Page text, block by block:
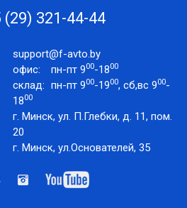
(29) 321-44-44
support@f-avto.by
офис: пн-пт 900-1800
склад: пн-пт 900-1900, сб,вс 900-
1800
г. Минск, ул. П.Глебки, д. 11, пом.
20
г. Минск, ул.Основателей, 35